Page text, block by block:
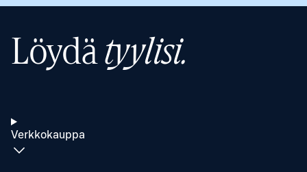
Löydätyylisi.
Verkkokauppa